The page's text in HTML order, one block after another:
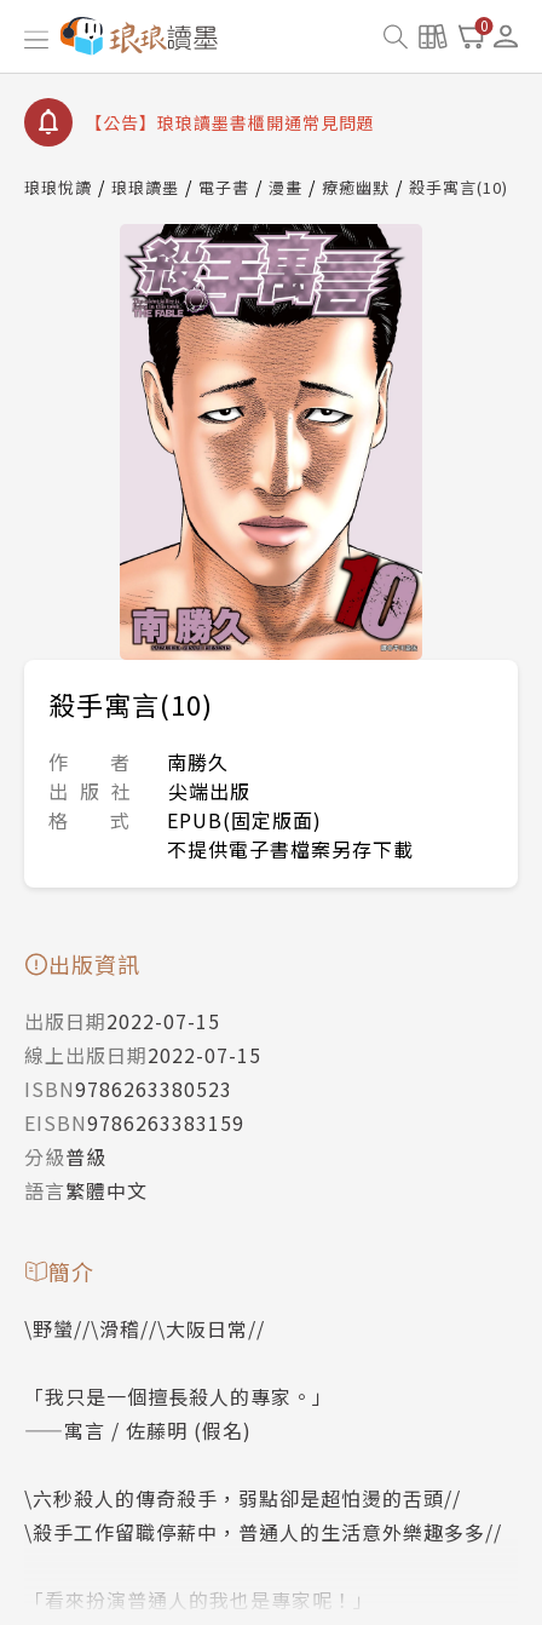
0
【公告】因 Readmoo 讀墨系統維護中，本站同步暫
停部分閱讀服務
【公告】琅琅讀墨數位閱讀資產合併與書櫃開通申請
【公告】琅琅讀墨書櫃開通常見問題
請圖文教學
【公告】因 Readmoo 讀墨系統維護中，本站同步暫
停部分閱讀服務
琅琅悅讀 琅琅讀墨 電子書 漫畫 療癒幽默 殺手寓言(10)
殺手寓言(10)
作 者
南勝久
出 版 社
尖端出版
格 式
EPUB(固定版面)
不提供電子書檔案另存下載
出版資訊
出版日期2022-07-15
線上出版日期2022-07-15
ISBN9786263380523
EISBN9786263383159
分級普級
語言繁體中文
簡介
\野蠻//\滑稽//\大阪日常//
「我只是一個擅長殺人的專家。」
——寓言 / 佐藤明 (假名)
\六秒殺人的傳奇殺手，弱點卻是超怕燙的舌頭//
\殺手工作留職停薪中，普通人的生活意外樂趣多多//
「看來扮演普通人的我也是專家呢！」